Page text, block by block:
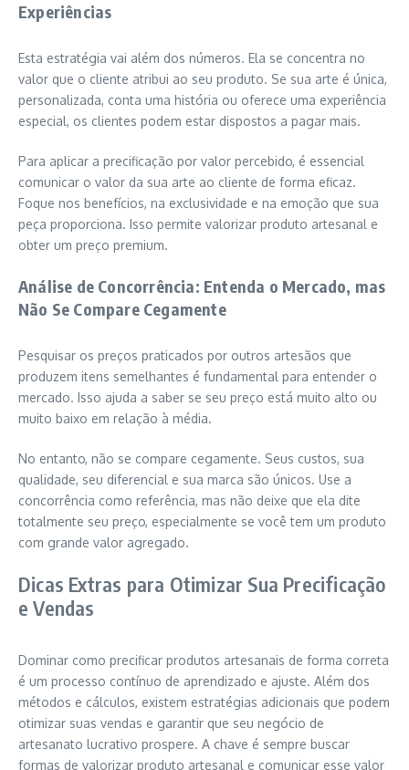
Experiências
Esta estratégia vai além dos números. Ela se concentra no
valor que o cliente atribui ao seu produto. Se sua arte é única,
personalizada, conta uma história ou oferece uma experiência
especial, os clientes podem estar dispostos a pagar mais.
Para aplicar a precificação por valor percebido, é essencial
comunicar o valor da sua arte ao cliente de forma eficaz.
Foque nos benefícios, na exclusividade e na emoção que sua
peça proporciona. Isso permite valorizar produto artesanal e
obter um preço premium.
Análise de Concorrência: Entenda o Mercado, mas
Não Se Compare Cegamente
Pesquisar os preços praticados por outros artesãos que
produzem itens semelhantes é fundamental para entender o
mercado. Isso ajuda a saber se seu preço está muito alto ou
muito baixo em relação à média.
No entanto, não se compare cegamente. Seus custos, sua
qualidade, seu diferencial e sua marca são únicos. Use a
concorrência como referência, mas não deixe que ela dite
totalmente seu preço, especialmente se você tem um produto
com grande valor agregado.
Dicas Extras para Otimizar Sua Precificação
e Vendas
Dominar como precificar produtos artesanais de forma correta
é um processo contínuo de aprendizado e ajuste. Além dos
métodos e cálculos, existem estratégias adicionais que podem
otimizar suas vendas e garantir que seu negócio de
artesanato lucrativo prospere. A chave é sempre buscar
formas de valorizar produto artesanal e comunicar esse valor